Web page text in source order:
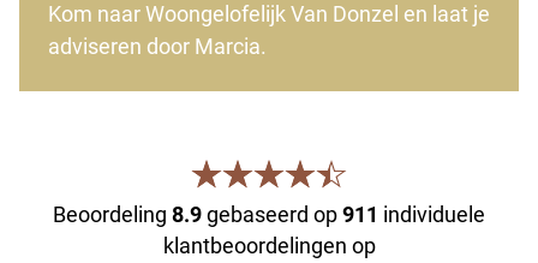
Kom naar Woongelofelijk Van Donzel en laat je
adviseren door Marcia.
Beoordeling 8.9gebaseerd op911 individuele
klantbeoordelingen op